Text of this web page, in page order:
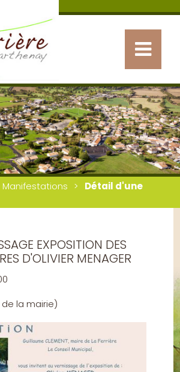
Manifestations
Détail d'une
EXPOSITION DES
D'OLIVIER MENAGER
de la mairie)